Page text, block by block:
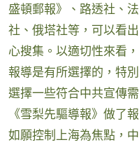
盛頓郵報》、路透社、
社、俄塔社等，可以看
心搜集。以適切性來看
報導是有所選擇的，特
選擇一些符合中共宣傳
《雪梨先驅導報》做了
如願控制上海為焦點，